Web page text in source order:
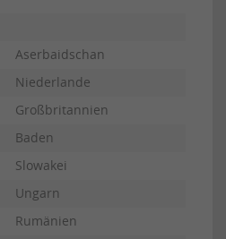
Aserbaidschan
Niederlande
Großbritannien
Baden
Slowakei
Ungarn
Rumänien